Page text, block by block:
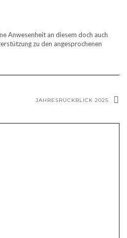
Anwesenheit an diesem doch auch
zu den angesprochenen
JAHRESRÜCKBLICK 2025